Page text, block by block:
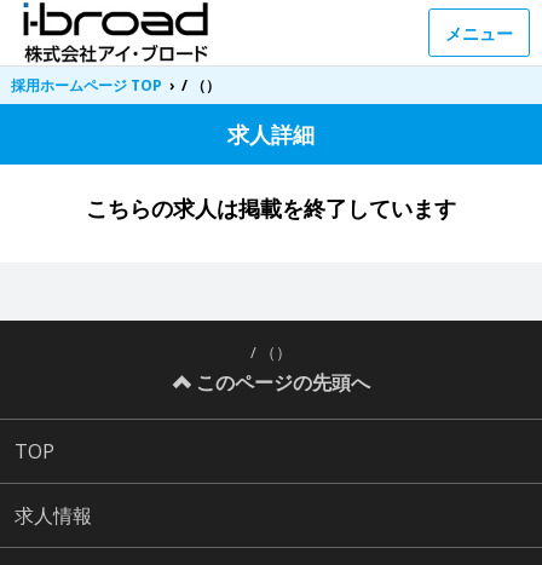
メニュー
採用ホームページ TOP › / （）
求人詳細
こちらの求人は掲載を終了しています
/ （）
このページの先頭へ
TOP
求人情報